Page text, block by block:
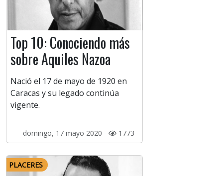
Top 10: Conociendo más
sobre Aquiles Nazoa
Nació el 17 de mayo de 1920 en
Caracas y su legado continúa
vigente.
domingo, 17 mayo 2020 - 1773
PLACERES